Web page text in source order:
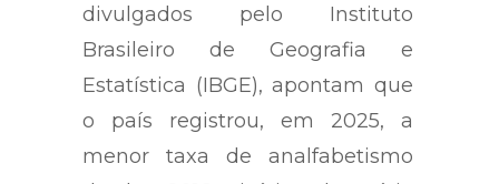
divulgados pelo Instituto
Brasileiro de Geografia e
Estatística (IBGE), apontam que
o país registrou, em 2025, a
menor taxa de analfabetismo